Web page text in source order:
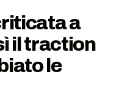
a
il traction
le